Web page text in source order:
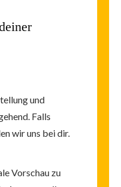
und
Falls
wir uns bei dir.
Vorschau zu